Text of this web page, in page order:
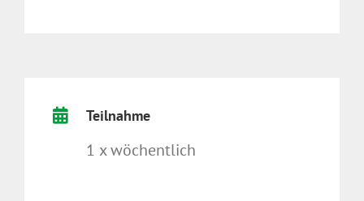
Teilnahme
1 x wöchentlich